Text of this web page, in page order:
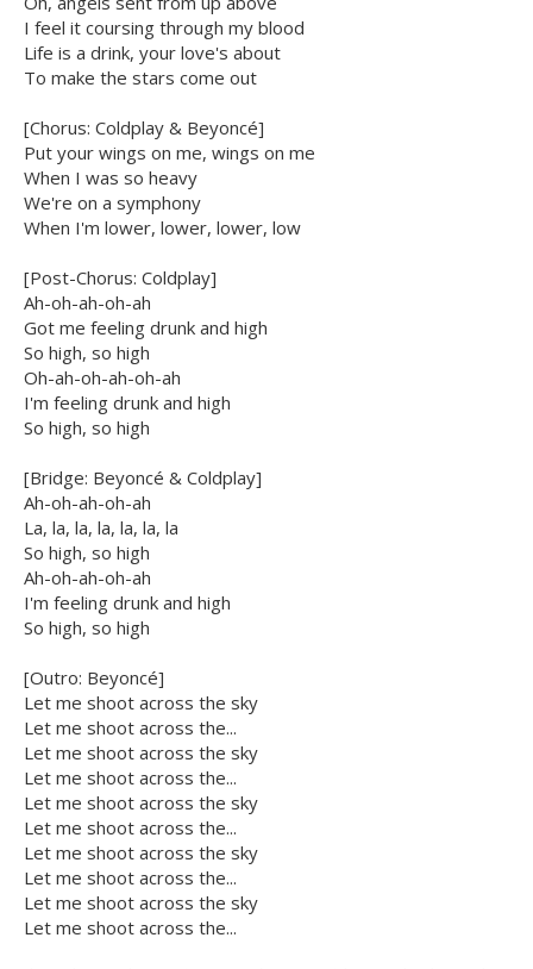
I feel it coursing through my blood
Life is a drink, your love's about
To make the stars come out
[Chorus: Coldplay & Beyoncé]
Put your wings on me, wings on me
When I was so heavy
We're on a symphony
When I'm lower, lower, lower, low
[Post-Chorus: Coldplay]
Ah-oh-ah-oh-ah
Got me feeling drunk and high
So high, so high
Oh-ah-oh-ah-oh-ah
I'm feeling drunk and high
So high, so high
[Bridge: Beyoncé & Coldplay]
Ah-oh-ah-oh-ah
La, la, la, la, la, la, la
So high, so high
Ah-oh-ah-oh-ah
I'm feeling drunk and high
So high, so high
[Outro: Beyoncé]
Let me shoot across the sky
Let me shoot across the...
Let me shoot across the sky
Let me shoot across the...
Let me shoot across the sky
Let me shoot across the...
Let me shoot across the sky
Let me shoot across the...
Let me shoot across the sky
Let me shoot across the...